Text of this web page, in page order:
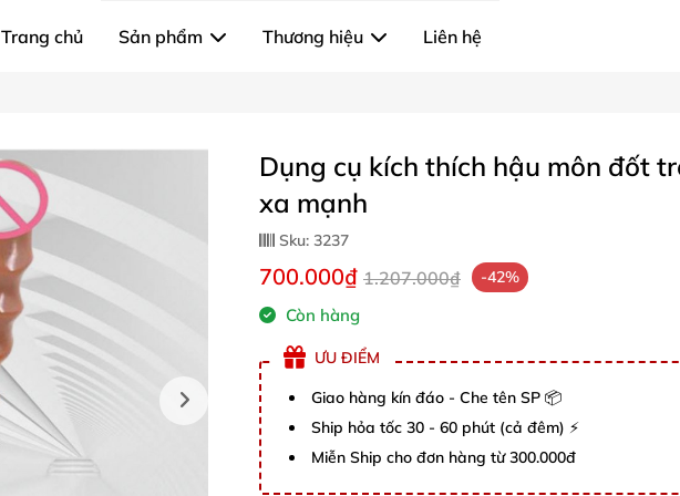
Trang chủ Sản phẩm Thương hiệu Liên hệ
Dụng cụ kích thích hậu môn đốt
xa mạnh
Sku: 3237
700.000₫ 1.207.000₫ -42%
Còn hàng
ƯU ĐIỂM
Giao hàng kín đáo - Che tên SP 📦
Ship hỏa tốc 30 - 60 phút (cả đêm) ⚡
Miễn Ship cho đơn hàng từ 300.000đ